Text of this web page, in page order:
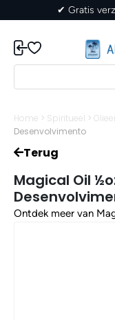
vanaf 40,-
Home > Spiritueel >
Desenvolvimento
Terug
Magical Oil
Ontdek meer van